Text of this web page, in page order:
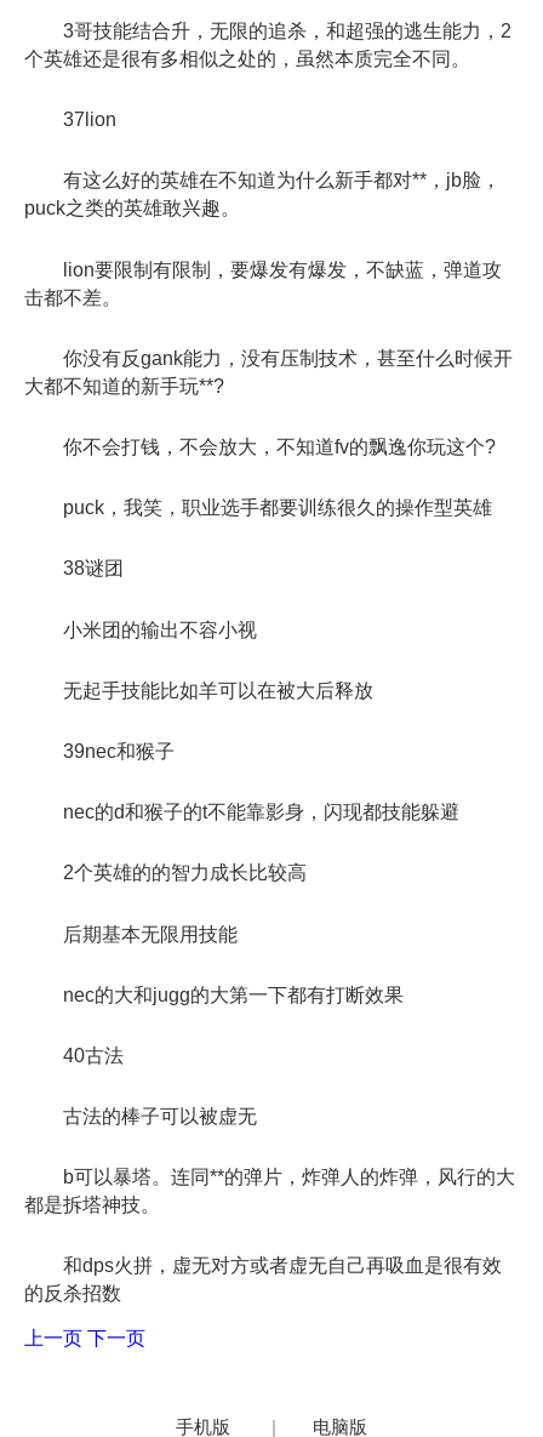
3哥技能结合升，无限的追杀，和超强的逃生能力，2
个英雄还是很有多相似之处的，虽然本质完全不同。
37lion
有这么好的英雄在不知道为什么新手都对**，jb脸，
puck之类的英雄敢兴趣。
lion要限制有限制，要爆发有爆发，不缺蓝，弹道攻
击都不差。
你没有反gank能力，没有压制技术，甚至什么时候开
大都不知道的新手玩**?
你不会打钱，不会放大，不知道fv的飘逸你玩这个?
puck，我笑，职业选手都要训练很久的操作型英雄
38谜团
小米团的输出不容小视
无起手技能比如羊可以在被大后释放
39nec和猴子
nec的d和猴子的t不能靠影身，闪现都技能躲避
2个英雄的的智力成长比较高
后期基本无限用技能
nec的大和jugg的大第一下都有打断效果
40古法
古法的棒子可以被虚无
b可以暴塔。连同**的弹片，炸弹人的炸弹，风行的大
都是拆塔神技。
和dps火拼，虚无对方或者虚无自己再吸血是很有效
的反杀招数
上一页 下一页
手机版 | 电脑版